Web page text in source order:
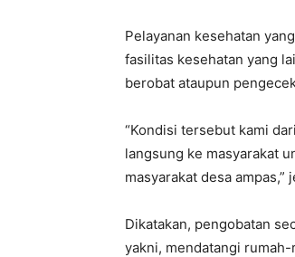
Pelayanan kesehatan
fasilitas kesehatan yang
berobat ataupun
“Kondisi tersebut kami
langsung ke masyarakat
masyarakat desa ampas,”
Dikatakan, pengobatan
yakni, mendatangi